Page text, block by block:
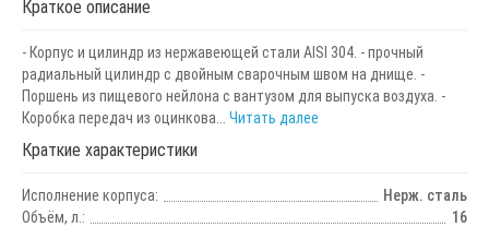
Краткое описание
- Корпус и цилиндр из нержавеющей стали AISI 304. - прочный
радиальный цилиндр с двойным сварочным швом на днище. -
Поршень из пищевого нейлона с вантузом для выпуска воздуха. -
Коробка передач из оцинкова... Читать далее
Краткие характеристики
Исполнение корпуса:
Нерж. сталь
Объём, л.:
16